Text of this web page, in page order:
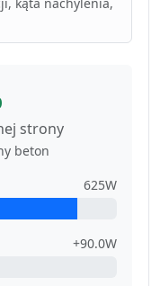
strony
beton
625W
+90.0W